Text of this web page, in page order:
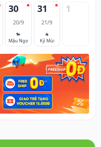
30
20/9
🐎
Mậu Ngọ
31
21/9
🐐
Kỷ Mùi
1